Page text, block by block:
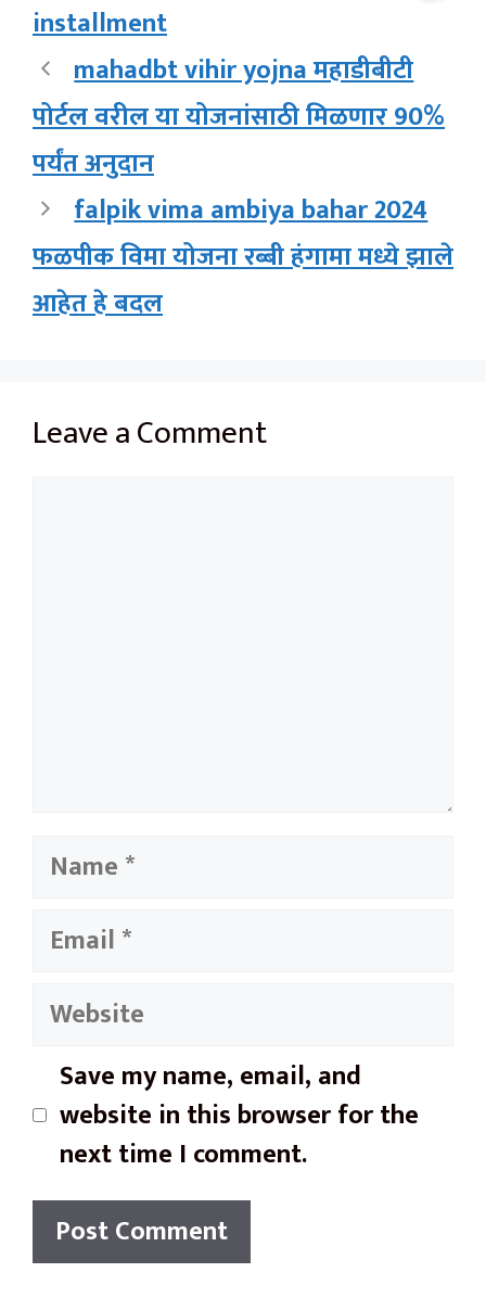
installment
mahadbt vihir yojna महाडीबीटी
पोर्टल वरील या योजनांसाठी मिळणार 90%
पर्यंत अनुदान
falpik vima ambiya bahar 2024
फळपीक विमा योजना रब्बी हंगामा मध्ये झाले
आहेत हे बदल
Leave a Comment
Name
Email
Website
Save my name, email, and
website in this browser for the
next time I comment.